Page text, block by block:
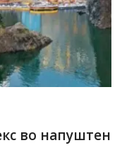
во напуштен